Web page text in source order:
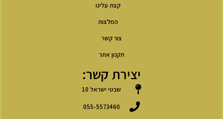
קצת עלינו
המלצות
צור קשר
תקנון אתר
יצירת קשר:
שבטי ישראל 10
055-5573460